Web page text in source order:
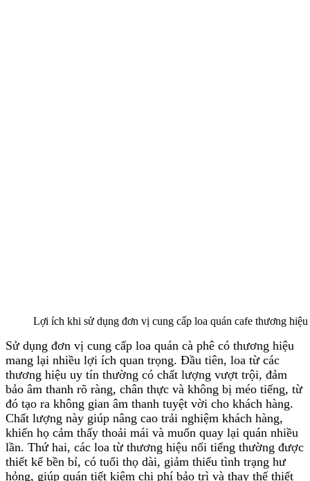
Lợi ích khi sử dụng đơn vị cung cấp loa quán cafe thương hiệu
Sử dụng đơn vị cung cấp loa quán cà phê có thương hiệu
mang lại nhiều lợi ích quan trọng. Đầu tiên, loa từ các
thương hiệu uy tín thường có chất lượng vượt trội, đảm
bảo âm thanh rõ ràng, chân thực và không bị méo tiếng, từ
đó tạo ra không gian âm thanh tuyệt vời cho khách hàng.
Chất lượng này giúp nâng cao trải nghiệm khách hàng,
khiến họ cảm thấy thoải mái và muốn quay lại quán nhiều
lần. Thứ hai, các loa từ thương hiệu nổi tiếng thường được
thiết kế bền bỉ, có tuổi thọ dài, giảm thiểu tình trạng hư
hỏng, giúp quán tiết kiệm chi phí bảo trì và thay thế thiết